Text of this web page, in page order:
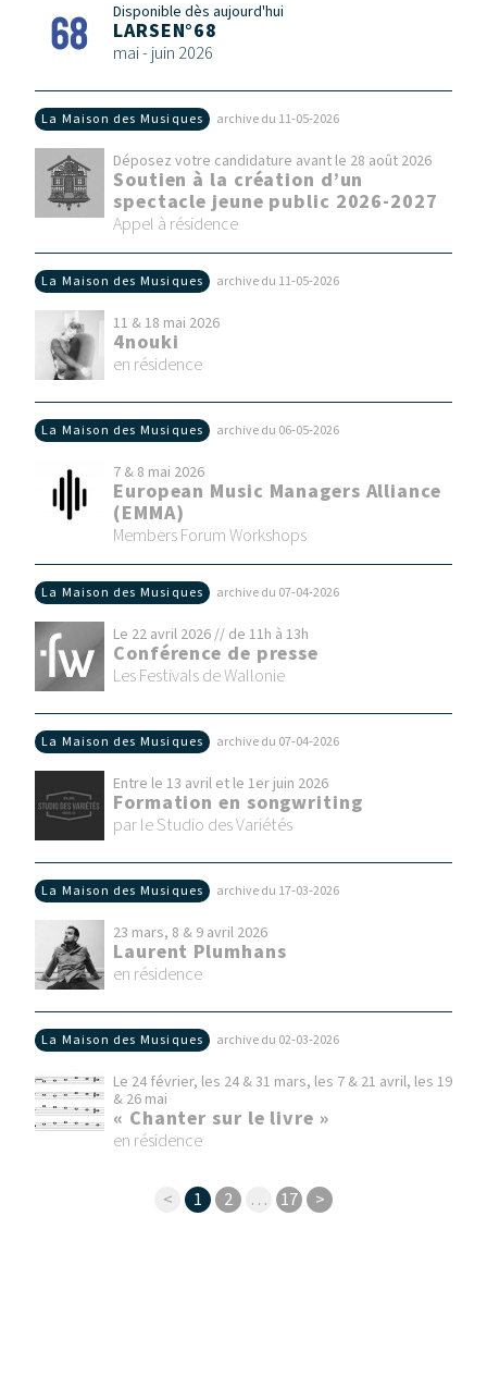
Disponible dès aujourd'hui
LARSEN°68
mai - juin 2026
La Maison des Musiques archive du 11‑05‑2026
Déposez votre candidature avant le 28 août 2026
Soutien à la création d’un
spectacle jeune public 2026-2027
Appel à résidence
La Maison des Musiques archive du 11‑05‑2026
11 & 18 mai 2026
4nouki
en résidence
La Maison des Musiques archive du 06‑05‑2026
7 & 8 mai 2026
European Music Managers Alliance
(EMMA)
Members Forum Workshops
La Maison des Musiques archive du 07‑04‑2026
Le 22 avril 2026 // de 11h à 13h
Conférence de presse
Les Festivals de Wallonie
La Maison des Musiques archive du 07‑04‑2026
Entre le 13 avril et le 1er juin 2026
Formation en songwriting
par le Studio des Variétés
La Maison des Musiques archive du 17‑03‑2026
23 mars, 8 & 9 avril 2026
Laurent Plumhans
en résidence
La Maison des Musiques archive du 02‑03‑2026
Le 24 février, les 24 & 31 mars, les 7 & 21 avril, les 19
& 26 mai
« Chanter sur le livre »
en résidence
< 1 2 … 17 >